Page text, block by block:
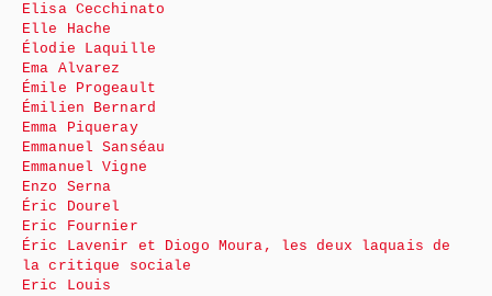
Elisa Cecchinato
Elle Hache
Élodie Laquille
Ema Alvarez
Émile Progeault
Émilien Bernard
Emma Piqueray
Emmanuel Sanséau
Emmanuel Vigne
Enzo Serna
Éric Dourel
Eric Fournier
Éric Lavenir et Diogo Moura, les deux laquais de
la critique sociale
Eric Louis